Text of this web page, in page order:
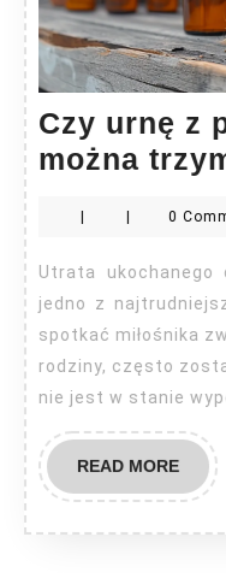
Czy urnę z
można
| | 0
Utrata ukochanego czworonożnego przyjaciela to
jedno z
spotkać miłośnika
rodziny, często
nie jest w stanie
READ MOREREAD
MORE